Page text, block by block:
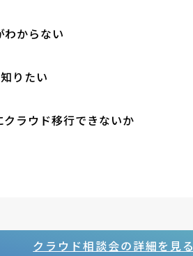
わからない
りたい
ラウド移行できないか
クラウド相談会の詳細を見る